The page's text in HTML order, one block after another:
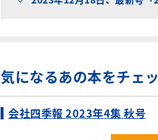
気になるあの本をチェ
会社四季報 2023年4集 秋号